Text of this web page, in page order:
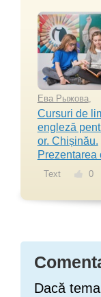
Ева Рыжова,
Cursuri de
engleză
or. Chișinău.
Prezentarea
Text 0
Dacă